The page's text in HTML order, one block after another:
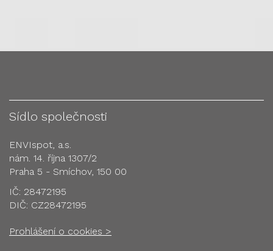
Sídlo společnosti
ENVIspot, a.s.
nám. 14. října 1307/2
Praha 5 - Smíchov, 150 00
IČ: 28472195
DIČ: CZ28472195
Prohlášení o cookies >